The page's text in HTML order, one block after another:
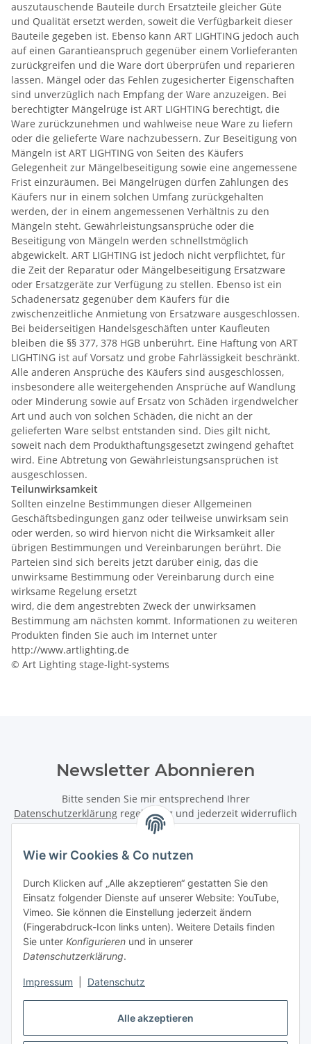
Alle akzeptieren
Wie wir Cookies & Co nutzen
Durch Klicken auf „Alle akzeptieren“ gestatten Sie den
Einsatz folgender Dienste auf unserer Website: YouTube,
Vimeo. Sie können die Einstellung jederzeit ändern
(Fingerabdruck-Icon links unten). Weitere Details finden
Sie unter Konfigurieren und in unserer
Datenschutzerklärung.
Impressum Datenschutz
auszutauschende Bauteile durch Ersatzteile gleicher Güte
und Qualität ersetzt werden, soweit die Verfügbarkeit dieser
Bauteile gegeben ist. Ebenso kann ART LIGHTING jedoch auch
auf einen Garantieanspruch gegenüber einem Vorlieferanten
zurückgreifen und die Ware dort überprüfen und reparieren
lassen. Mängel oder das Fehlen zugesicherter Eigenschaften
sind unverzüglich nach Empfang der Ware anzuzeigen. Bei
berechtigter Mängelrüge ist ART LIGHTING berechtigt, die
Ware zurückzunehmen und wahlweise neue Ware zu liefern
oder die gelieferte Ware nachzubessern. Zur Beseitigung von
Mängeln ist ART LIGHTING von Seiten des Käufers
Gelegenheit zur Mängelbeseitigung sowie eine angemessene
Frist einzuräumen. Bei Mängelrügen dürfen Zahlungen des
Käufers nur in einem solchen Umfang zurückgehalten
werden, der in einem angemessenen Verhältnis zu den
Mängeln steht. Gewährleistungsansprüche oder die
Beseitigung von Mängeln werden schnellstmöglich
abgewickelt. ART LIGHTING ist jedoch nicht verpflichtet, für
die Zeit der Reparatur oder Mängelbeseitigung Ersatzware
oder Ersatzgeräte zur Verfügung zu stellen. Ebenso ist ein
Schadenersatz gegenüber dem Käufers für die
zwischenzeitliche Anmietung von Ersatzware ausgeschlossen.
Bei beiderseitigen Handelsgeschäften unter Kaufleuten
bleiben die §§ 377, 378 HGB unberührt. Eine Haftung von ART
LIGHTING ist auf Vorsatz und grobe Fahrlässigkeit beschränkt.
Alle anderen Ansprüche des Käufers sind ausgeschlossen,
insbesondere alle weitergehenden Ansprüche auf Wandlung
oder Minderung sowie auf Ersatz von Schäden irgendwelcher
Art und auch von solchen Schäden, die nicht an der
gelieferten Ware selbst entstanden sind. Dies gilt nicht,
soweit nach dem Produkthaftungsgesetzt zwingend gehaftet
wird. Eine Abtretung von Gewährleistungsansprüchen ist
ausgeschlossen.
Teilunwirksamkeit
Sollten einzelne Bestimmungen dieser Allgemeinen
Geschäftsbedingungen ganz oder teilweise unwirksam sein
oder werden, so wird hiervon nicht die Wirksamkeit aller
übrigen Bestimmungen und Vereinbarungen berührt. Die
Parteien sind sich bereits jetzt darüber einig, das die
unwirksame Bestimmung oder Vereinbarung durch eine
wirksame Regelung ersetzt
wird, die dem angestrebten Zweck der unwirksamen
Bestimmung am nächsten kommt. Informationen zu weiteren
Produkten finden Sie auch im Internet unter
http://www.artlighting.de
© Art Lighting stage-light-systems
Newsletter Abonnieren
Bitte senden Sie mir entsprechend Ihrer
Datenschutzerklärung regelmäßig und jederzeit widerruflich
Informationen zu Ihrem Produktsortiment per E-Mail zu.
Newsletter Abonnieren
Informationen
Gesetzliche Informationen
Vertrag widerrufen